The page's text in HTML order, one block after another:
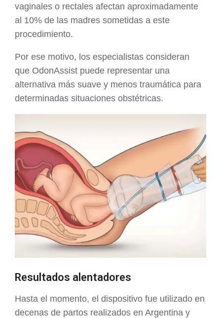
vaginales o rectales afectan aproximadamente
al 10% de las madres sometidas a este
procedimiento.
Por ese motivo, los especialistas consideran
que OdonAssist puede representar una
alternativa más suave y menos traumática para
determinadas situaciones obstétricas.
Resultados alentadores
Hasta el momento, el dispositivo fue utilizado en
decenas de partos realizados en Argentina y